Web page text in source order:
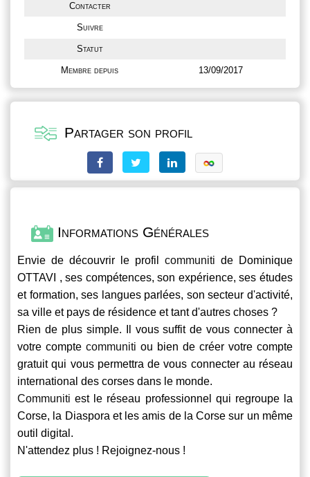
Contacter
Suivre
Statut
Membre depuis 13/09/2017
Partager son profil
Informations Générales
Envie de découvrir le profil communiti de Dominique
OTTAVI , ses compétences, son expérience, ses études
et formation, ses langues parlées, son secteur d'activité,
sa ville et pays de résidence et tant d'autres choses ?
Rien de plus simple. Il vous suffit de vous connecter à
votre compte communiti ou bien de créer votre compte
gratuit qui vous permettra de vous connecter au réseau
international des corses dans le monde.
Communiti est le réseau professionnel qui regroupe la
Corse, la Diaspora et les amis de la Corse sur un même
outil digital.
N'attendez plus ! Rejoignez-nous !